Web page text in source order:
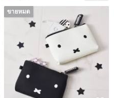
ขายหมด